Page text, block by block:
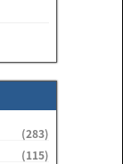
(283)
(115)